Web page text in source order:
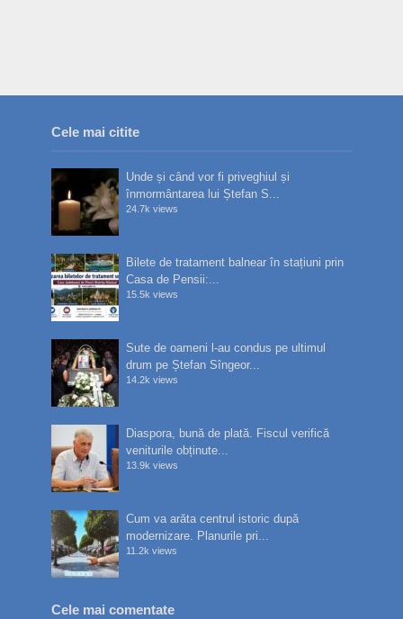
Cele mai citite
Unde și când vor fi priveghiul și
înmormântarea lui Ștefan S...
24.7k views
Bilete de tratament balnear în stațiuni prin
Casa de Pensii:...
15.5k views
Sute de oameni l-au condus pe ultimul
drum pe Ștefan Sîngeor...
14.2k views
Diaspora, bună de plată. Fiscul verifică
veniturile obținute...
13.9k views
Cum va arăta centrul istoric după
modernizare. Planurile pri...
11.2k views
Cele mai comentate